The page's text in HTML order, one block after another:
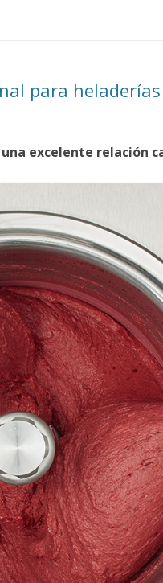
CREPERAS
ECONOMIZADORES DE AGUA
GRANIZADORAS
HELADO SOFT Y YOGURTERAS
HORCHATERAS Y ENFRIADORES
DE BEBIDAS
MANTECADORAS
MONTADORAS DE NATA
PALOMITERAS / POP-CORN
PASTEURIZADORAS
PASTO-MANTECADORAS
VITRINAS DE HELADOS
para
excelente relación